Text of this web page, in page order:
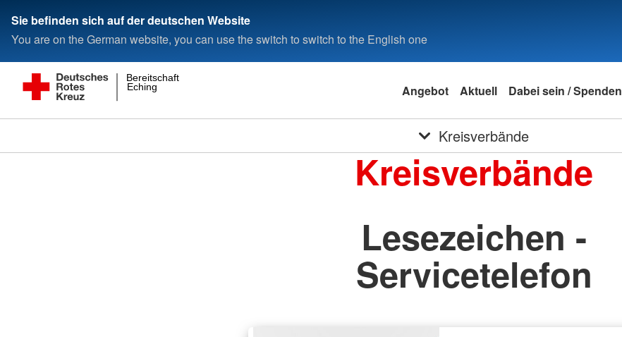
Sie befinden sich auf der deutschen Website
You are on the German website, you can use the switch to switch to the English one
Eching
Bereitschaft
Angebot Aktuell Dabei sein / Spenden
Kreisverbände
Kreisverbände
Lesezeichen -
Servicetelefon